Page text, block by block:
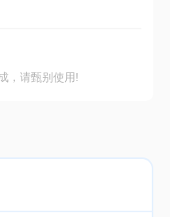
，请甄别使用!